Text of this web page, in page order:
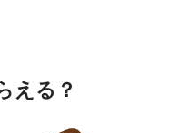
える？